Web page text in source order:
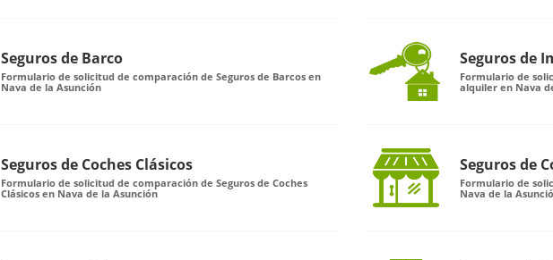
Seguros de Barco
Formulario de solicitud de comparación de Seguros de Barcos en
Nava de la Asunción
Seguros de Coches Clásicos
Formulario de solicitud de comparación de Seguros de Coches
Clásicos en Nava de la Asunción
Seguros de
Formulario de
alquiler en Nava
Seguros de
Formulario de
Nava de la